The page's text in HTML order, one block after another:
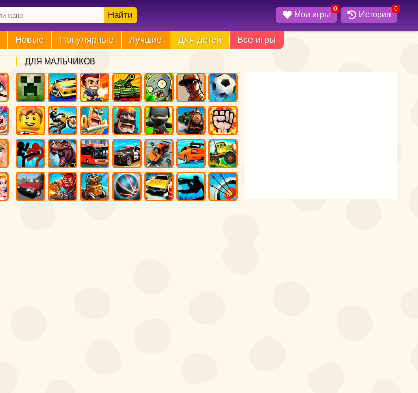
Найти Мои игры
0
История
0
Новые Популярные Лучшие Для детей Все игры
ДЛЯ МАЛЬЧИКОВ